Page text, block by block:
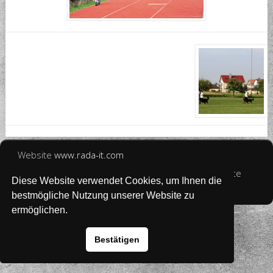
Websitewww.rada-it.com
© 2026 Australian Shepherd - Hovawart - Zuchtstätte
von Altwartenburg
Diese Website verwendet Cookies, um Ihnen die
bestmögliche Nutzung unserer Website zu
ermöglichen.
Bestätigen